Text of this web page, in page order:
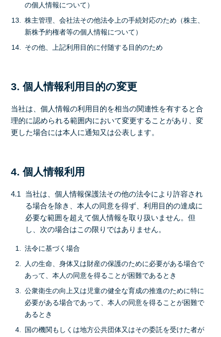
の個人情報について）
株主管理、会社法その他法令上の手続対応のため（株主、
新株予約権者等の個人情報について）
その他、上記利用目的に付随する目的のため
3. 個人情報利用目的の変更
当社は、個人情報の利用目的を相当の関連性を有すると合
理的に認められる範囲内において変更することがあり、変
更した場合には本人に通知又は公表します。
4. 個人情報利用
4.1
当社は、個人情報保護法その他の法令により許容され
る場合を除き、本人の同意を得ず、利用目的の達成に
必要な範囲を超えて個人情報を取り扱いません。但
し、次の場合はこの限りではありません。
法令に基づく場合
人の生命、身体又は財産の保護のために必要がある場合で
あって、本人の同意を得ることが困難であるとき
公衆衛生の向上又は児童の健全な育成の推進のために特に
必要がある場合であって、本人の同意を得ることが困難で
あるとき
国の機関もしくは地方公共団体又はその委託を受けた者が